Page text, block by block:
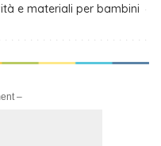
e materiali per bambini
–